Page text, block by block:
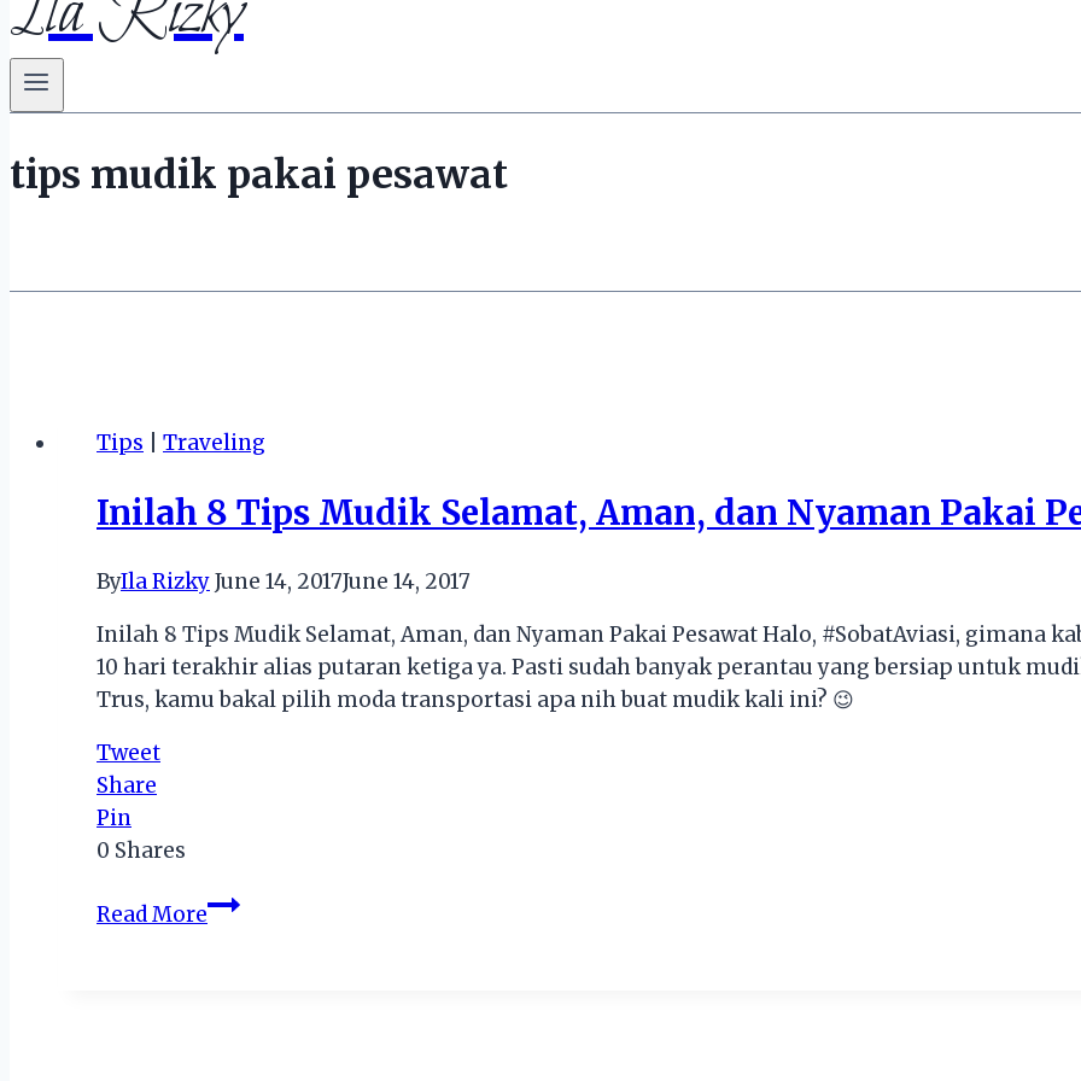
tips mudik pakai pesawat
Tips Traveling
Inilah 8 Tips Mudik Selamat, Aman, dan Nyaman Pakai
ByIla RizkyJune 14, 2017June 14, 2017
Inilah 8 Tips Mudik Selamat, Aman, dan Nyaman Pakai Pesawat Halo, #SobatAviasi, gimana
10 hari terakhir alias putaran ketiga ya. Pasti sudah banyak perantau yang bersiap untuk
Trus, kamu bakal pilih moda transportasi apa nih buat mudik kali ini? 😉
Tweet
Share
Pin
0 Shares
Read MoreInilah